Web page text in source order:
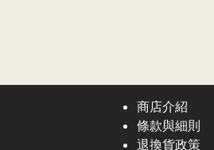
商店介紹
條款與細則
退換貨政策